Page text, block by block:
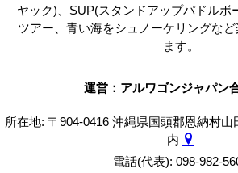
ヤック)、SUP(スタンドアップパドルボ
ツアー、青い海をシュノーケリングな
ます。
運営：アルワゴンジャパン
所在地: 〒904-0416 沖縄県国頭郡恩納村
内
電話(代表): 098-982-